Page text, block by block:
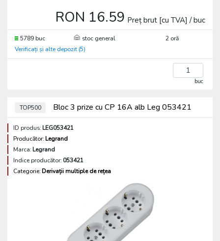
RON 16.59 Preț brut [cu TVA] / buc
5789 buc stoc general
2 oră
Verificați și alte depozit (5)
buc
TOP500 Bloc 3 prize cu CP 16A alb Leg 053421
ID produs:LEG053421
Producător:Legrand
Marca:Legrand
Indice producător: 053421
Categorie:Derivații multiple de rețea